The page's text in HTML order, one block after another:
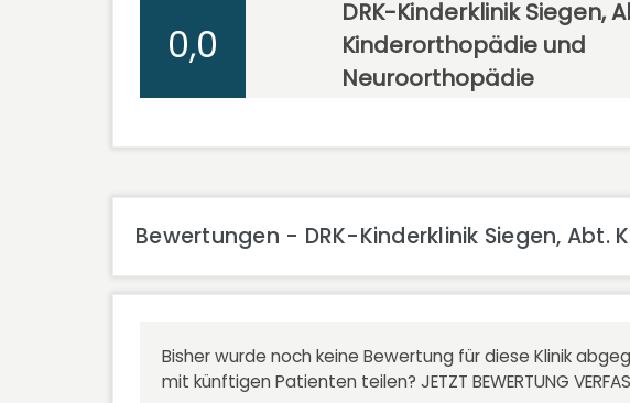
0,0
DRK-Kinderklinik Siegen,
Kinderorthopädie und
Neuroorthopädie
Bewertungen - DRK-Kinderklinik Siegen,
Bisher wurde noch keine Bewertung für diese Klinik
mit künftigen Patienten teilen? JETZT BEWERTUNG